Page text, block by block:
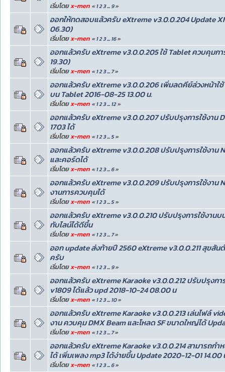
เริ่มโดยx-men «123...9»
ออกให้ทดสอบแล้วครับ eXtreme v3.0.0.204 Update
06.30)
เริ่มโดยx-men «123...16»
ออกแล้วครับ eXtreme v3.0.0.205 ใช้ Tablet ควบคุมกา
19.30)
เริ่มโดยx-men «123...7»
ออกแล้วครับ eXtreme v3.0.0.206 เพิ่มลดคีย์ล่วงหน้าใ
บน Tablet 2016-08-25 13.00 น.
เริ่มโดยx-men «123...12»
ออกแล้วครับ eXtreme v3.0.0.207 ปรับปรุงการใช้งาน
1703 ได้
เริ่มโดยx-men «123...5»
ออกแล้วครับ eXtreme v3.0.0.208 ปรับปรุงการใช้งาน
และคอร์ดได้
เริ่มโดยx-men «123...6»
ออกแล้วครับ eXtreme v3.0.0.209 ปรับปรุงการใช้งาน
งานการควบคุมได้
เริ่มโดยx-men «123...5»
ออกแล้วครับ eXtreme v3.0.0.210 ปรับปรุงการใช้งานบน
ทับไลน์ได้ดีขึ้น
เริ่มโดยx-men «123...7»
ออก update ส่งท้ายปี 2560 eXtreme v3.0.0.211 สุขสั
ครับ
เริ่มโดยx-men «123...9»
ออกแล้วครับ eXtreme Karaoke v3.0.0.212 ปรับปรุงกา
v1809 ได้แล้ว upd 2018-10-24 08.00 น
เริ่มโดยx-men «123...10»
ออกแล้วครับ eXtreme Karaoke v3.0.0.213 เล่นไฟล์
งาน ควบคุม DMX Beam และโหลด SF ขนาดใหญ่ได้
เริ่มโดยx-men «123...7»
ออกแล้วครับ eXtreme Karaoke v3.0.0.214 สามารถก
ได้ เพิ่มเพลง mp3 ได้ง่ายขึ้น Update 2020-12-01 14.00
เริ่มโดยx-men «123...6»